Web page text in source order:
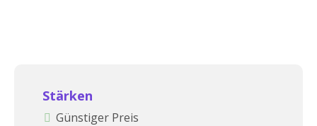
Stärken
Günstiger Preis